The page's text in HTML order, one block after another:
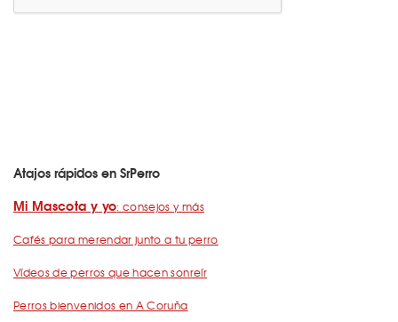
Atajos rápidos en SrPerro
Mi Mascota y yo: consejos y más
Cafés para merendar junto a tu perro
Vídeos de perros que hacen sonreír
Perros bienvenidos en A Coruña